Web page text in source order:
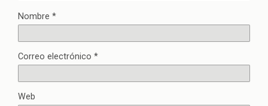
Nombre *
Correo electrónico *
Web